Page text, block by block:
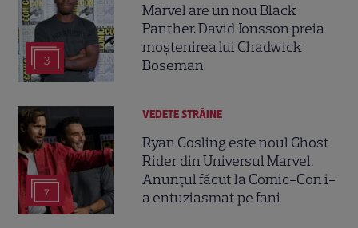
3
Marvel are un nou Black
Panther. David Jonsson preia
moștenirea lui Chadwick
Boseman
7
VEDETE STRĂINE
Ryan Gosling este noul Ghost
Rider din Universul Marvel.
Anunțul făcut la Comic-Con i-
a entuziasmat pe fani